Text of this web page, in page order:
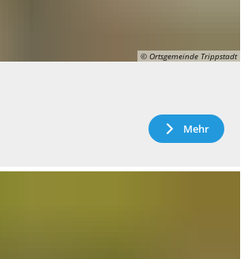
© Ortsgemeinde Trippstadt
Mehr